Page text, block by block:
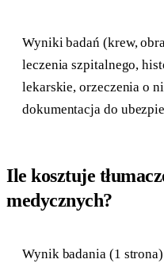
Wyniki badań (krew,
leczenia szpitalnego,
lekarskie, orzeczenia o
dokumentacja do
Ile kosztuje
medycznych?
Wynik badania (1